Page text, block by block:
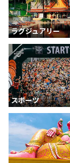
ラグジュアリー
スポーツ